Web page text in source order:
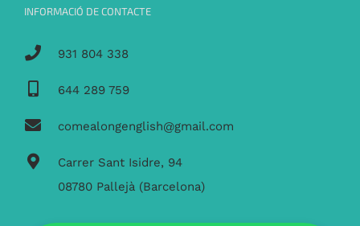
INFORMACIÓ DE CONTACTE
931 804 338
644 289 759
comealongenglish@gmail.com
Carrer Sant Isidre, 94
08780 Pallejà (Barcelona)